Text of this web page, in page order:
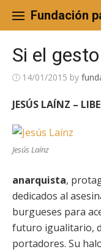
content
Fundación
Si el
14/01/2015 by
JESÚS LAÍNZ –
Jesús Laínz
anarquista,
dedicados al
burgueses para
futuro igualitario,
portadores. Su